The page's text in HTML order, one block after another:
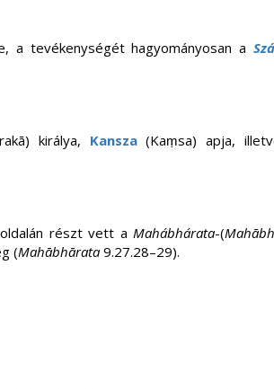
a tevékenységét hagyományosan a
királya, Kansza(Kaṃsa) apja,
részt vett a Mahábhárata-(
(Mahābhārata 9.27.28–29).